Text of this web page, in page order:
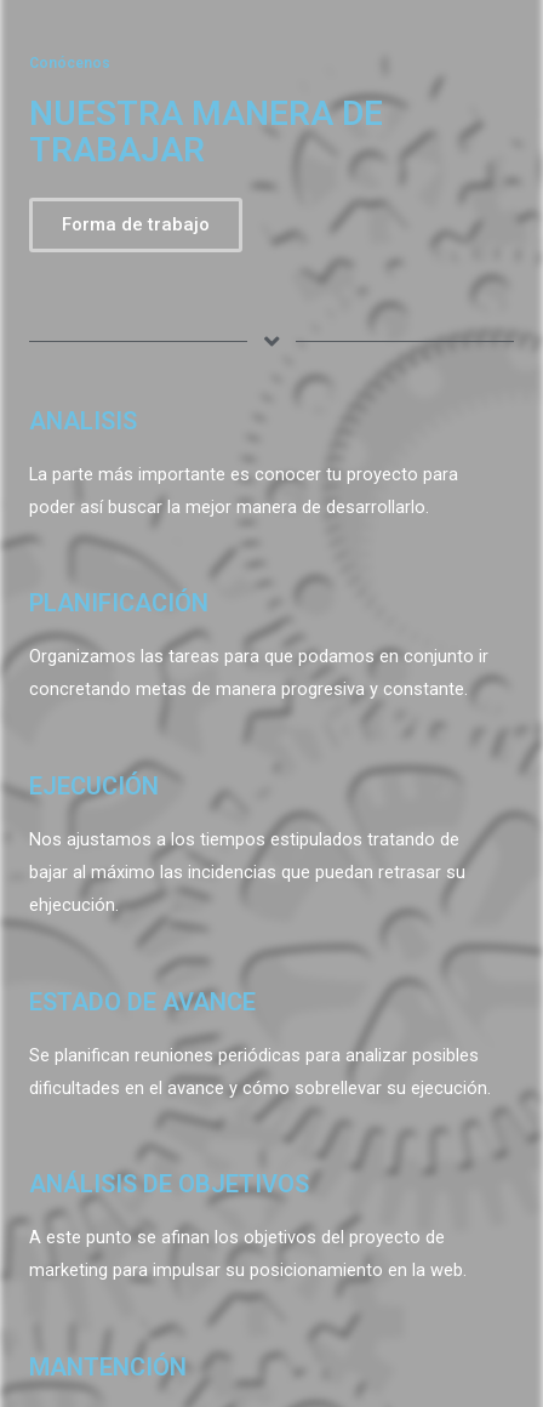
Conócenos
NUESTRA MANERA DE
TRABAJAR
Forma de trabajo
ANALISIS
La parte más importante es conocer tu proyecto para
poder así buscar la mejor manera de desarrollarlo.
PLANIFICACIÓN
Organizamos las tareas para que podamos en conjunto ir
concretando metas de manera progresiva y constante.
EJECUCIÓN
Nos ajustamos a los tiempos estipulados tratando de
bajar al máximo las incidencias que puedan retrasar su
ehjecución.
ESTADO DE AVANCE
Se planifican reuniones periódicas para analizar posibles
dificultades en el avance y cómo sobrellevar su ejecución.
ANÁLISIS DE OBJETIVOS
A este punto se afinan los objetivos del proyecto de
marketing para impulsar su posicionamiento en la web.
MANTENCIÓN